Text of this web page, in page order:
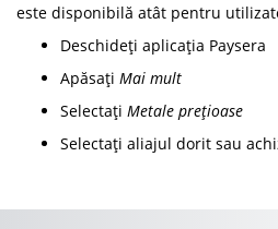
este disponibilă atât pentru
Deschideți aplicația Paysera
Apăsați Mai mult
Selectați Metale prețioase
Selectați aliajul dorit sau